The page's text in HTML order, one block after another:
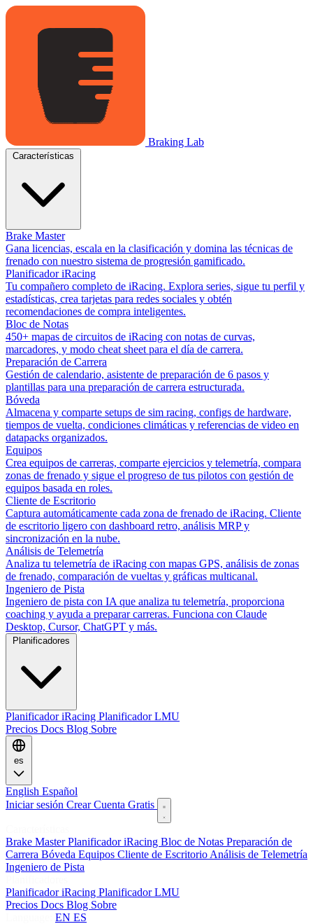
Braking Lab
Brake Master
Gana licencias, escala en la clasificación y domina las técnicas de
frenado con nuestro sistema de progresión gamificado.
Planificador iRacing
Tu compañero completo de iRacing. Explora series, sigue tu perfil y
estadísticas, crea tarjetas para redes sociales y obtén
recomendaciones de compra inteligentes.
Bloc de Notas
450+ mapas de circuitos de iRacing con notas de curvas,
marcadores, y modo cheat sheet para el día de carrera.
Preparación de Carrera
Gestión de calendario, asistente de preparación de 6 pasos y
plantillas para una preparación de carrera estructurada.
Bóveda
Almacena y comparte setups de sim racing, configs de hardware,
tiempos de vuelta, condiciones climáticas y referencias de video en
datapacks organizados.
Equipos
Crea equipos de carreras, comparte ejercicios y telemetría, compara
zonas de frenado y sigue el progreso de tus pilotos con gestión de
equipos basada en roles.
Cliente de Escritorio
Captura automáticamente cada zona de frenado de iRacing. Cliente
de escritorio ligero con dashboard retro, análisis MRP y
sincronización en la nube.
Análisis de Telemetría
Analiza tu telemetría de iRacing con mapas GPS, análisis de zonas
de frenado, comparación de vueltas y gráficas multicanal.
Ingeniero de Pista
Ingeniero de pista con IA que analiza tu telemetría, proporciona
coaching y ayuda a preparar carreras. Funciona con Claude
Desktop, Cursor, ChatGPT y más.
Planificador iRacing Planificador LMU
Precios Docs Blog Sobre
es
English Español
Iniciar sesión Crear Cuenta Gratis
Brake MasterPlanificador iRacing Bloc de Notas Preparación de
Carrera Bóveda Equipos Cliente de Escritorio Análisis de Telemetría
Ingeniero de Pista
Planificador iRacing Planificador LMU
Precios Docs Blog Sobre
EN ES